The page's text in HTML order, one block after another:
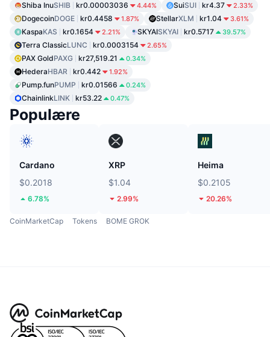
Shiba InuSHIB kr0.00003036 4.44% SuiSUI kr4.37 2.33%
DogecoinDOGE kr0.4458 1.87% StellarXLM kr1.04 3.61%
KaspaKAS kr0.1654 2.21% SKYAISKYAI kr0.5717 39.57%
Terra ClassicLUNC kr0.0003154 2.65%
PAX GoldPAXG kr27,519.21 0.34%
HederaHBAR kr0.442 1.92%
Pump.funPUMP kr0.01566 0.24%
ChainlinkLINK kr53.22 0.47%
Populære
Cardano
$0.2018
6.78%
XRP
$1.04
2.99%
Heima
$0.2105
20.26%
CoinMarketCap Tokens BOME GROK